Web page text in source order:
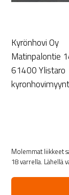
Kyrönhovi Oy
Matinpalontie
61400 Ylistaro
Molemmat liikkeet
18 varrella. Lähellä